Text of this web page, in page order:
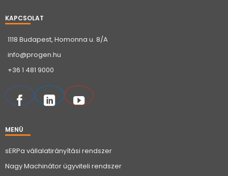
KAPCSOLAT
1118 Budapest, Homonna u. 8/A
info@progen.hu
+36 1 481 9000
MENÜ
sERPa vállalatirányítási rendszer
Nagy Machinátor ügyviteli rendszer